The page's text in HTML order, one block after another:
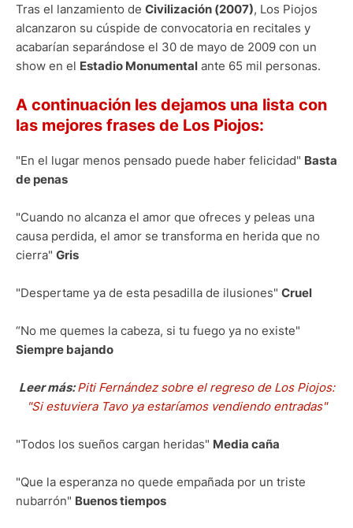
Tras el lanzamiento de Civilización (2007), Los Piojos
alcanzaron su cúspide de convocatoria en recitales y
acabarían separándose el 30 de mayo de 2009 con un
show en el Estadio Monumental ante 65 mil personas.
A continuación les dejamos una lista con
las mejores frases de Los Piojos:
"En el lugar menos pensado puede haber felicidad" Basta
de penas
"Cuando no alcanza el amor que ofreces y peleas una
causa perdida, el amor se transforma en herida que no
cierra" Gris
"Despertame ya de esta pesadilla de ilusiones" Cruel
“No me quemes la cabeza, si tu fuego ya no existe"
Siempre bajando
Leer más:Piti Fernández sobre el regreso de Los Piojos:
"Si estuviera Tavo ya estaríamos vendiendo entradas"
"Todos los sueños cargan heridas" Media caña
"Que la esperanza no quede empañada por un triste
nubarrón" Buenos tiempos